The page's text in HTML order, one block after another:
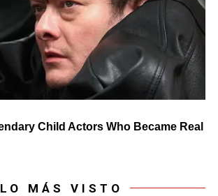
LO MÁS VISTO